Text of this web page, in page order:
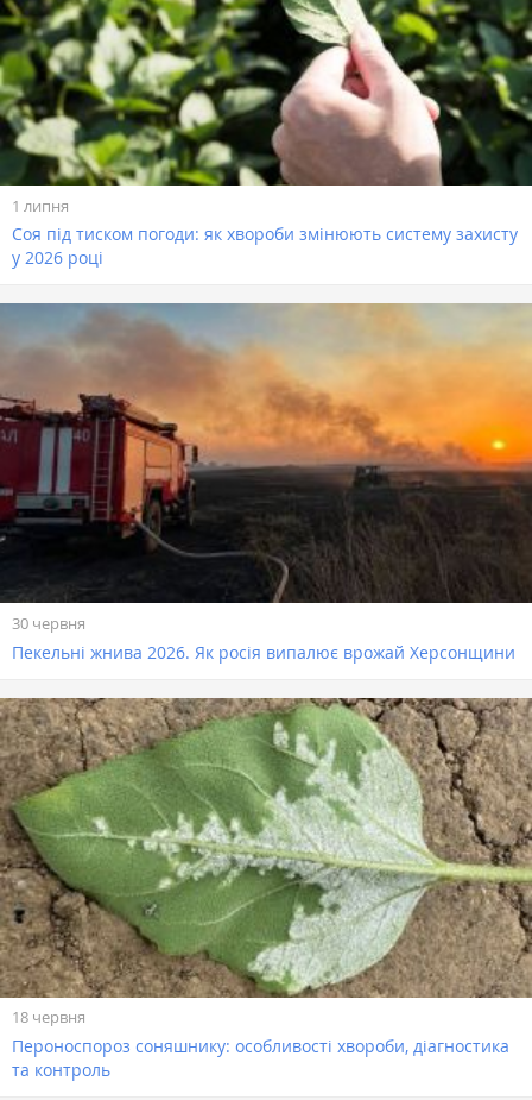
1 липня
Соя під тиском погоди: як хвороби змінюють систему захисту
у 2026 році
30 червня
Пекельні жнива 2026. Як росія випалює врожай Херсонщини
18 червня
Пероноспороз соняшнику: особливості хвороби, діагностика
та контроль